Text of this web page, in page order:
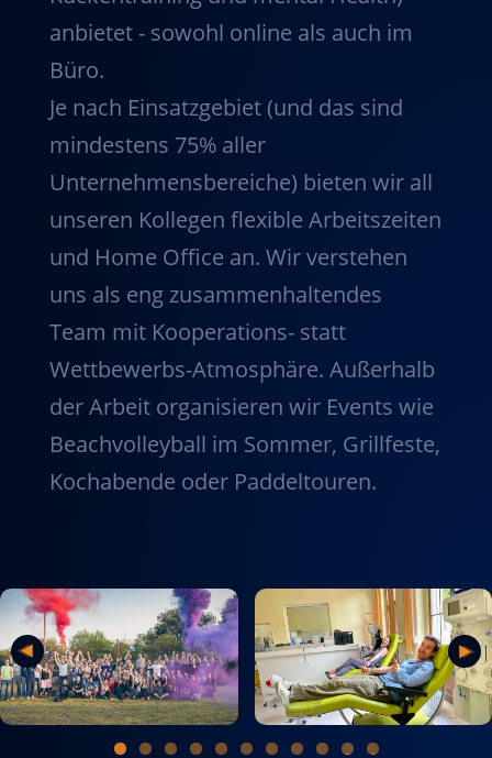
anbietet - sowohl online als auch im
Büro.
Je nach Einsatzgebiet (und das sind
mindestens 75% aller
Unternehmensbereiche) bieten wir all
unseren Kollegen flexible Arbeitszeiten
und Home Office an. Wir verstehen
uns als eng zusammenhaltendes
Team mit Kooperations- statt
Wettbewerbs-Atmosphäre. Außerhalb
der Arbeit organisieren wir Events wie
Beachvolleyball im Sommer, Grillfeste,
Kochabende oder Paddeltouren.